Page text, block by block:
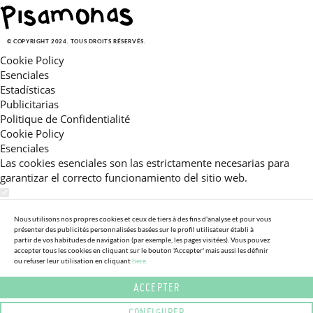
© COPYRIGHT 2024. TOUS DROITS RÉSERVÉS.
Cookie Policy
Esenciales
Estadísticas
Publicitarias
Politique de Confidentialité
Cookie Policy
Esenciales
Las cookies esenciales son las estrictamente necesarias para
garantizar el correcto funcionamiento del sitio web.
Estas cookies nos permiten ofrecerle una experiencia en el sitio
adaptada a su navegación (recomendaciones de producto
personalizadas, énfasis en categorías frecuentemente
consultadas, etc).Al activar esta cookie, nos ayuda a mejorar aún
más su experiencia.
Publicitarias
Nous utilisons nos propres cookies et ceux de tiers à des fins d'analyse et pour vous
présenter des publicités personnalisées basées sur le profil utilisateur établi à
partir de vos habitudes de navigation (par exemple, les pages visitées). Vous pouvez
accepter tous les cookies en cliquant sur le bouton 'Accepter' mais aussi les définir
ou refuser leur utilisation en cliquanthere.
ACCEPTER